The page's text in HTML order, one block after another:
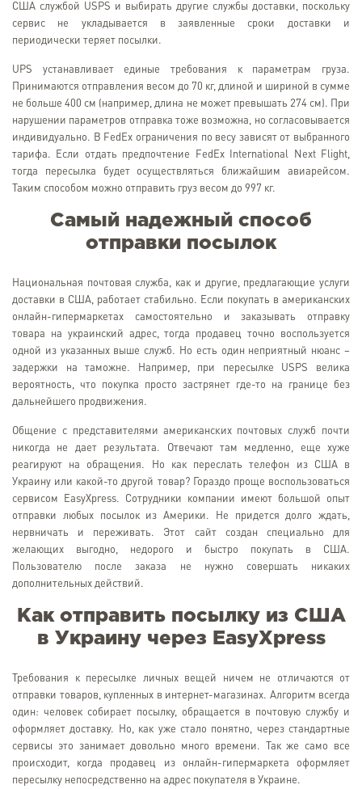
США службой USPS и выбирать другие службы доставки, поскольку
сервис не укладывается в заявленные сроки доставки и
периодически теряет посылки.
UPS устанавливает единые требования к параметрам груза.
Принимаются отправления весом до 70 кг, длиной и шириной в сумме
не больше 400 см (например, длина не может превышать 274 см). При
нарушении параметров отправка тоже возможна, но согласовывается
индивидуально. В FedEx ограничения по весу зависят от выбранного
тарифа. Если отдать предпочтение FedEx International Next Flight,
тогда пересылка будет осуществляться ближайшим авиарейсом.
Таким способом можно отправить груз весом до 997 кг.
Самый надежный способ
отправки посылок
Национальная почтовая служба, как и другие, предлагающие услуги
доставки в США, работает стабильно. Если покупать в американских
онлайн-гипермаркетах самостоятельно и заказывать отправку
товара на украинский адрес, тогда продавец точно воспользуется
одной из указанных выше служб. Но есть один неприятный нюанс –
задержки на таможне. Например, при пересылке USPS велика
вероятность, что покупка просто застрянет где-то на границе без
дальнейшего продвижения.
Общение с представителями американских почтовых служб почти
никогда не дает результата. Отвечают там медленно, еще хуже
реагируют на обращения. Но как переслать телефон из США в
Украину или какой-то другой товар? Гораздо проще воспользоваться
сервисом EasyXpress. Сотрудники компании имеют большой опыт
отправки любых посылок из Америки. Не придется долго ждать,
нервничать и переживать. Этот сайт создан специально для
желающих выгодно, недорого и быстро покупать в США.
Пользователю после заказа не нужно совершать никаких
дополнительных действий.
Как отправить посылку из США
в Украину через EasyXpress
Требования к пересылке личных вещей ничем не отличаются от
отправки товаров, купленных в интернет-магазинах. Алгоритм всегда
один: человек собирает посылку, обращается в почтовую службу и
оформляет доставку. Но, как уже стало понятно, через стандартные
сервисы это занимает довольно много времени. Так же само все
происходит, когда продавец из онлайн-гипермаркета оформляет
пересылку непосредственно на адрес покупателя в Украине.